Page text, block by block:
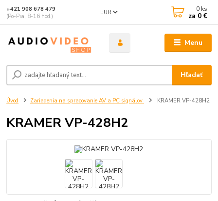
Menu
EUR
Hľadať
+421 908 678 479
(Po-Pia, 8-16 hod.)
0 ks
za 0 €
Úvod Zariadenia na spracovanie AV a PC signálov KRAMER VP-428H2
KRAMER VP-428H2